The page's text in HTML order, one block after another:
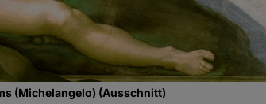
(Michelangelo) (Ausschnitt)